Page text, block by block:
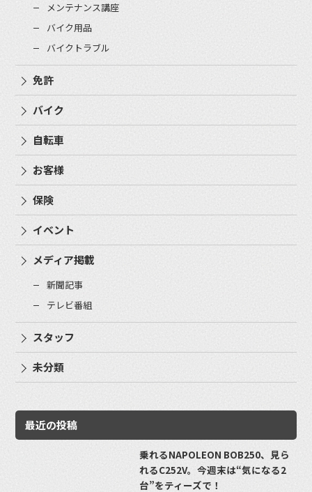
メンテナンス講座
バイク用品
バイクトラブル
免許
バイク
自転車
お客様
保険
イベント
メディア掲載
新聞記事
テレビ番組
スタッフ
未分類
最近の投稿
乗れるNAPOLEON BOB250、見ら
れるC252V。今週末は“気になる2
台”をティーズで！